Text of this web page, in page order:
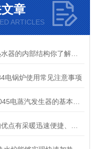
章
ARTICLES
电锅炉使用常见注意事项